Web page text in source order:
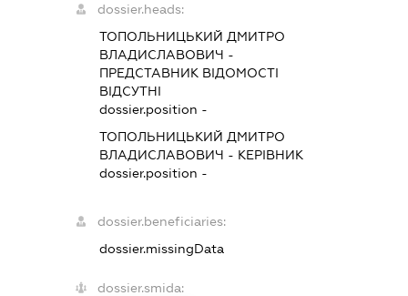
dossier.heads:
ТОПОЛЬНИЦЬКИЙ ДМИТРО
ВЛАДИСЛАВОВИЧ -
ПРЕДСТАВНИК ВІДОМОСТІ
ВІДСУТНІ
dossier.position -
ТОПОЛЬНИЦЬКИЙ ДМИТРО
ВЛАДИСЛАВОВИЧ - КЕРІВНИК
dossier.position -
dossier.beneficiaries:
dossier.missingData
dossier.smida: